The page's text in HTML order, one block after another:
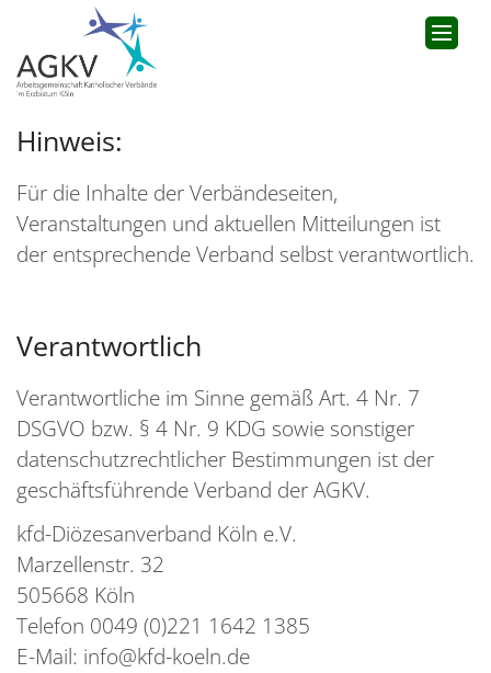
Hinweis:
Für die Inhalte der Verbändeseiten,
Veranstaltungen und aktuellen Mitteilungen ist
der entsprechende Verband selbst verantwortlich.
Verantwortlich
Verantwortliche im Sinne gemäß Art. 4 Nr. 7
DSGVO bzw. § 4 Nr. 9 KDG sowie sonstiger
datenschutzrechtlicher Bestimmungen ist der
geschäftsführende Verband der AGKV.
kfd-Diözesanverband Köln e.V.
Marzellenstr. 32
505668 Köln
Telefon 0049 (0)221 1642 1385
E-Mail: info@kfd-koeln.de